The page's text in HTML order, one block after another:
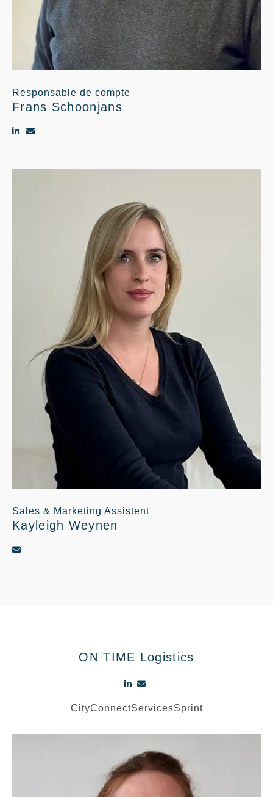
Responsable de compte
Frans Schoonjans
Sales & Marketing Assistent
Kayleigh Weynen
ON TIME Logistics
CityConnectServicesSprint